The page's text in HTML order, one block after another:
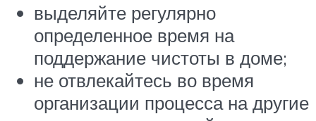
выделяйте регулярно
определенное время на
поддержание чистоты в доме;
не отвлекайтесь во время
организации процесса на другие